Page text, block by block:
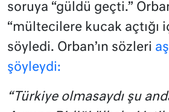
soruya “güldü geçti.”
“mültecilere kucak açtığı
söyledi. Orban’ın sözleri
şöyleydi:
“Türkiye olmasaydı şu